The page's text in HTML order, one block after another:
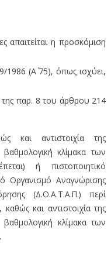
απαιτείται η προσκόμιση
(Α΄ 75), όπως ισχύει,
παρ. 8 του άρθρου 214
και αντιστοιχία της
κλίμακα των
ή πιστοποιητικό
Οργανισμό Αναγνώρισης
(Δ.Ο.Α.Τ.Α.Π.) περί
καθώς και αντιστοιχία της
κλίμακα των